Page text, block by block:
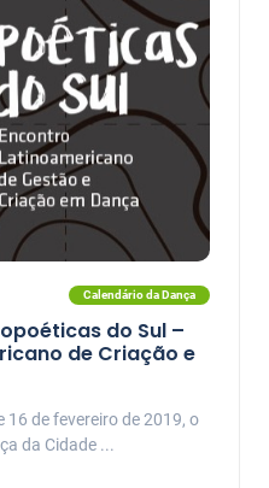
Calendário da Dança
do Sul –
de Criação e
16 de fevereiro de 2019, o
da Cidade ...